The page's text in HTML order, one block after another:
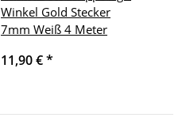
Winkel Gold Stecker
7mm Weiß 4 Meter
11,90 €*